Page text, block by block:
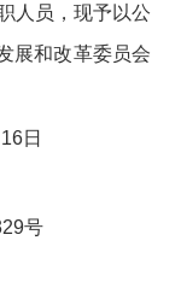
人员，现予以公
展和改革委员会
日
号